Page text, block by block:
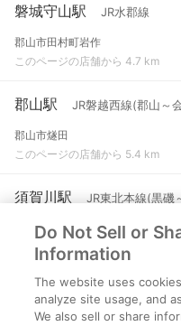
磐城守山駅 JR水郡線
郡山市田村町岩作
このページの店舗から 4.7 km
郡山駅 JR磐越西線(郡山～
郡山市燧田
このページの店舗から 5.4 km
須賀川駅 JR東北本線(黒磯
須賀川市中山
このページの店舗から 6.1 km
郡山富田駅 JR磐越西線(
福島県郡山市富田町満水田
Do Not Sell or
Information
The website uses
analyze site usage, and
We also sell or share